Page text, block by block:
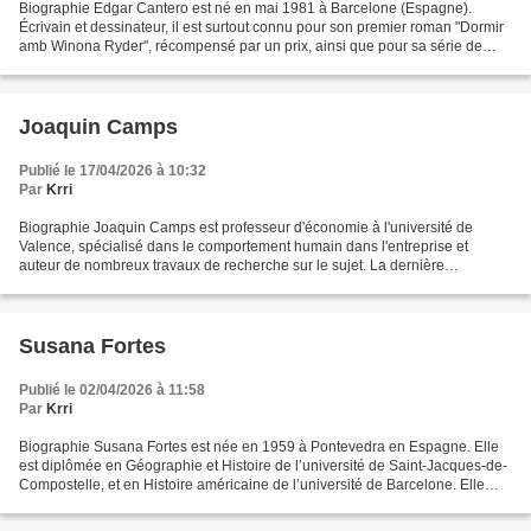
Biographie Edgar Cantero est né en mai 1981 à Barcelone (Espagne).
Écrivain et dessinateur, il est surtout connu pour son premier roman "Dormir
amb Winona Ryder", récompensé par un prix, ainsi que pour sa série de
Joaquin Camps
Publié le 17/04/2026 à 10:32
Par Krri
Biographie Joaquin Camps est professeur d'économie à l'université de
Valence, spécialisé dans le comportement humain dans l'entreprise et
auteur de nombreux travaux de recherche sur le sujet. La dernière
Susana Fortes
Publié le 02/04/2026 à 11:58
Par Krri
Biographie Susana Fortes est née en 1959 à Pontevedra en Espagne. Elle
est diplômée en Géographie et Histoire de l’université de Saint-Jacques-de-
Compostelle, et en Histoire américaine de l’université de Barcelone. Elle